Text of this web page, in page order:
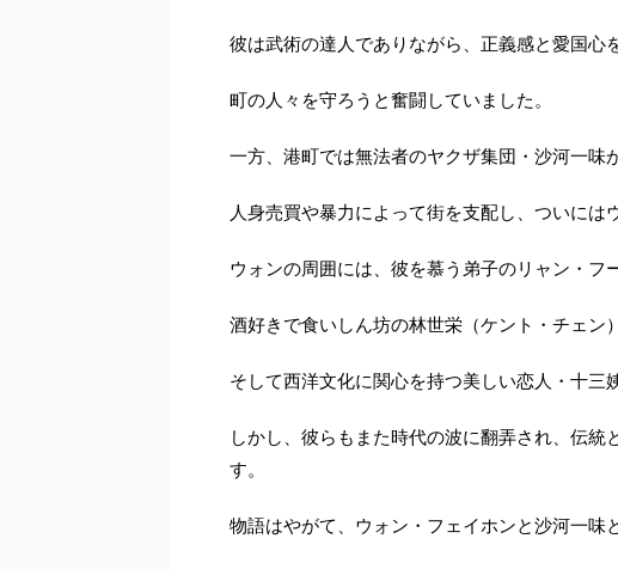
彼は武術の達人でありながら、正義感と愛国心
町の人々を守ろうと奮闘していました。
一方、港町では無法者のヤクザ集団・沙河一味
人身売買や暴力によって街を支配し、ついには
ウォンの周囲には、彼を慕う弟子のリャン・フ
酒好きで食いしん坊の林世栄（ケント・チェン）
そして西洋文化に関心を持つ美しい恋人・十三
しかし、彼らもまた時代の波に翻弄され、伝
す。
物語はやがて、ウォン・フェイホンと沙河一味